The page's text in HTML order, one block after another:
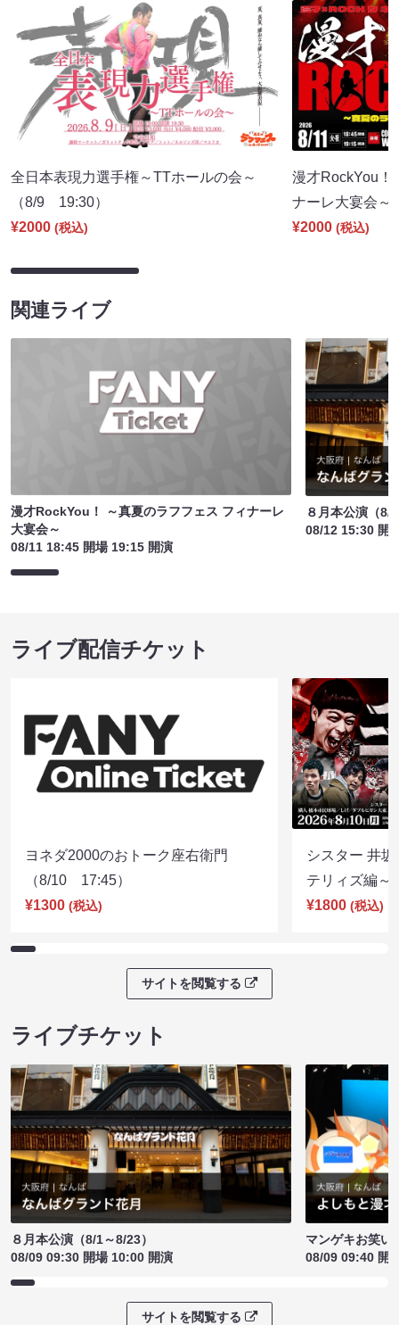
全日本表現力選手権～TTホールの会～
（8/9 19:30）
¥2000 (税込)
漫才RockYou！
ナーレ大宴会
¥2000 (税込)
関連ライブ
漫才RockYou！ ～真夏のラフフェス フィナーレ
大宴会～
08/11 18:45 開場 19:15 開演
８月本公演（8/
08/12 15:30 開
ライブ配信チケット
ヨネダ2000のおトーク座右衛門
（8/10 17:45）
¥1300 (税込)
シスター 井
テリィズ編
¥1800 (税込)
サイトを閲覧する
ライブチケット
８月本公演（8/1～8/23）
08/09 09:30 開場 10:00 開演
マンゲキお笑い
08/09 09:40 開
サイトを閲覧する